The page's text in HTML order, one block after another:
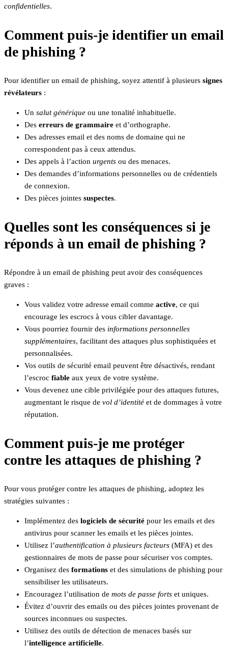
confidentielles.
Comment puis-je identifier un email
de phishing ?
Pour identifier un email de phishing, soyez attentif à plusieurs signes
révélateurs :
Un salut générique ou une tonalité inhabituelle.
Des erreurs de grammaire et d’orthographe.
Des adresses email et des noms de domaine qui ne
correspondent pas à ceux attendus.
Des appels à l’action urgents ou des menaces.
Des demandes d’informations personnelles ou de crédentiels
de connexion.
Des pièces jointes suspectes.
Quelles sont les conséquences si je
réponds à un email de phishing ?
Répondre à un email de phishing peut avoir des conséquences
graves :
Vous validez votre adresse email comme active, ce qui
encourage les escrocs à vous cibler davantage.
Vous pourriez fournir des informations personnelles
supplémentaires, facilitant des attaques plus sophistiquées et
personnalisées.
Vos outils de sécurité email peuvent être désactivés, rendant
l’escroc fiable aux yeux de votre système.
Vous devenez une cible privilégiée pour des attaques futures,
augmentant le risque de vol d’identité et de dommages à votre
réputation.
Comment puis-je me protéger
contre les attaques de phishing ?
Pour vous protéger contre les attaques de phishing, adoptez les
stratégies suivantes :
Implémentez des logiciels de sécurité pour les emails et des
antivirus pour scanner les emails et les pièces jointes.
Utilisez l’authentification à plusieurs facteurs (MFA) et des
gestionnaires de mots de passe pour sécuriser vos comptes.
Organisez des formations et des simulations de phishing pour
sensibiliser les utilisateurs.
Encouragez l’utilisation de mots de passe forts et uniques.
Évitez d’ouvrir des emails ou des pièces jointes provenant de
sources inconnues ou suspectes.
Utilisez des outils de détection de menaces basés sur
l’intelligence artificielle.